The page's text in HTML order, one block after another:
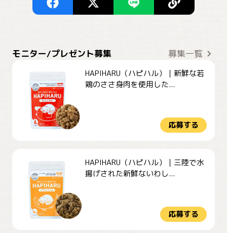
モニター/プレゼント募集 募集一覧
HAPIHARU（ハピハル）｜新鮮な若
鶏のささ身肉を使用した...
応募する
HAPIHARU（ハピハル）｜三陸で水
揚げされた新鮮ないわし...
応募する